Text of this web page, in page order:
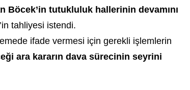
Böcek’in tutukluluk hallerinin devamını
’in tahliyesi istendi.
ifade vermesi için gerekli işlemlerin
ara kararın dava sürecinin seyrini